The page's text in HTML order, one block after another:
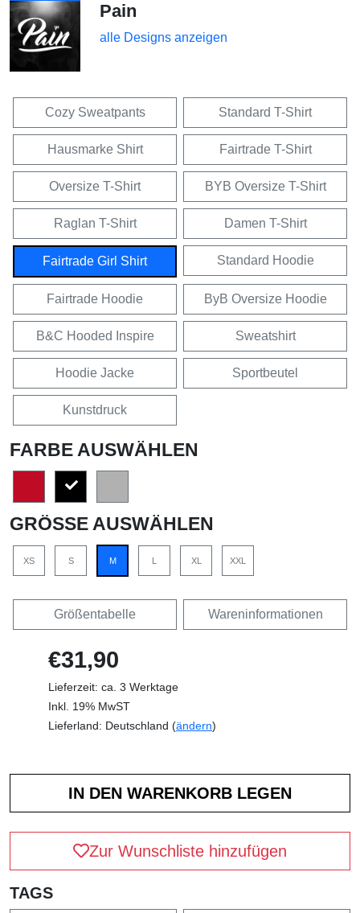
Pain
alle Designs anzeigen
Cozy Sweatpants Standard T-Shirt
Hausmarke Shirt Fairtrade T-Shirt
Oversize T-Shirt BYB Oversize T-Shirt
Raglan T-Shirt Damen T-Shirt
Fairtrade Girl Shirt Standard Hoodie
Fairtrade Hoodie ByB Oversize Hoodie
B&C Hooded Inspire Sweatshirt
Hoodie Jacke Sportbeutel
Kunstdruck
FARBE AUSWÄHLEN
GRÖSSE AUSWÄHLEN
XS S M L XL XXL
Größentabelle Wareninformationen
€31,90
Lieferzeit: ca. 3 Werktage
Inkl. 19% MwST
Lieferland: Deutschland (ändern)
Zur Wunschliste hinzufügen
TAGS